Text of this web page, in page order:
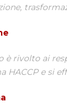
è rivolto ai
HACCP e si